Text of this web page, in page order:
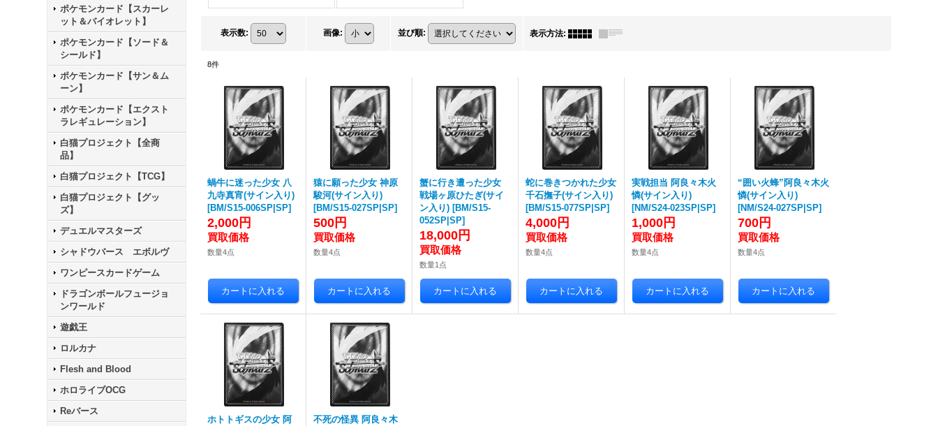
ポケモンカード【スカーレ
ット＆バイオレット】
ポケモンカード【ソード＆
シールド】
ポケモンカード【サン＆ム
ーン】
ポケモンカード【エクスト
ラレギュレーション】
白猫プロジェクト【全商
品】
白猫プロジェクト【TCG】
白猫プロジェクト【グッ
ズ】
デュエルマスターズ
シャドウバース エボルヴ
ワンピースカードゲーム
ドラゴンボールフュージョ
ンワールド
遊戯王
ロルカナ
Flesh and Blood
ホロライブOCG
Reバース
表示数: 画像: 並び順: 表示方法:
8件
蝸牛に迷った少女 八
九寺真宵(サイン入り)
[BM/S15-006SP|SP]
2,000円
数量4点
猿に願った少女 神原
駿河(サイン入り)
[BM/S15-027SP|SP]
500円
数量4点
蟹に行き遭った少女
戦場ヶ原ひたぎ(サイ
ン入り) [BM/S15-
052SP|SP]
18,000円
数量1点
蛇に巻きつかれた少女
千石撫子(サイン入り)
[BM/S15-077SP|SP]
4,000円
数量4点
実戦担当 阿良々木火
憐(サイン入り)
[NM/S24-023SP|SP]
1,000円
数量4点
“囲い火蜂”阿良々木火
憐(サイン入り)
[NM/S24-027SP|SP]
700円
数量4点
ホトトギスの少女 阿
不死の怪異 阿良々木